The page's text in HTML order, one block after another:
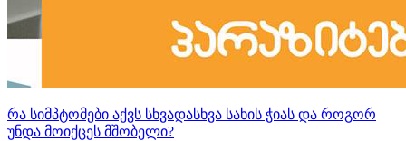
რა სიმპტომები აქვს სხვადასხვა სახის ჭიას და როგორ
უნდა მოიქცეს მშობელი?